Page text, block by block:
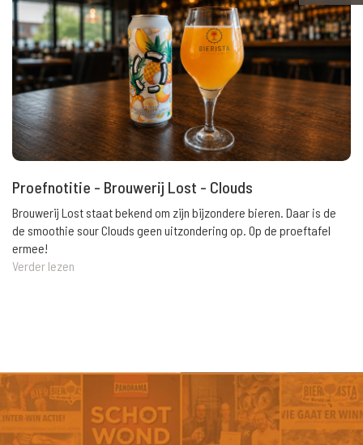
Proefnotitie - Brouwerij Lost - Clouds
Brouwerij Lost staat bekend om zijn bijzondere bieren. Daar is de
de smoothie sour Clouds geen uitzondering op. Op de proeftafel
ermee!
Verder lezen